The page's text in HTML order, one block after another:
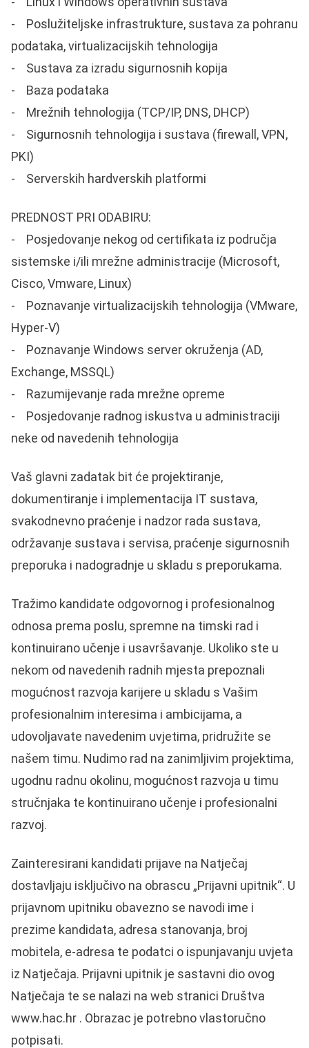
- Poslužiteljske infrastrukture, sustava za pohranu
podataka, virtualizacijskih tehnologija
- Sustava za izradu sigurnosnih kopija
- Baza podataka
- Mrežnih tehnologija (TCP/IP, DNS, DHCP)
- Sigurnosnih tehnologija i sustava (firewall, VPN,
PKI)
- Serverskih hardverskih platformi
PREDNOST PRI ODABIRU:
- Posjedovanje nekog od certifikata iz područja
sistemske i/ili mrežne administracije (Microsoft,
Cisco, Vmware, Linux)
- Poznavanje virtualizacijskih tehnologija (VMware,
Hyper-V)
- Poznavanje Windows server okruženja (AD,
Exchange, MSSQL)
- Razumijevanje rada mrežne opreme
- Posjedovanje radnog iskustva u administraciji
neke od navedenih tehnologija
Vaš glavni zadatak bit će projektiranje,
dokumentiranje i implementacija IT sustava,
svakodnevno praćenje i nadzor rada sustava,
održavanje sustava i servisa, praćenje sigurnosnih
preporuka i nadogradnje u skladu s preporukama.
Tražimo kandidate odgovornog i profesionalnog
odnosa prema poslu, spremne na timski rad i
kontinuirano učenje i usavršavanje. Ukoliko ste u
nekom od navedenih radnih mjesta prepoznali
mogućnost razvoja karijere u skladu s Vašim
profesionalnim interesima i ambicijama, a
udovoljavate navedenim uvjetima, pridružite se
našem timu. Nudimo rad na zanimljivim projektima,
ugodnu radnu okolinu, mogućnost razvoja u timu
stručnjaka te kontinuirano učenje i profesionalni
razvoj.
Zainteresirani kandidati prijave na Natječaj
dostavljaju isključivo na obrascu „Prijavni upitnik“. U
prijavnom upitniku obavezno se navodi ime i
prezime kandidata, adresa stanovanja, broj
mobitela, e-adresa te podatci o ispunjavanju uvjeta
iz Natječaja. Prijavni upitnik je sastavni dio ovog
Natječaja te se nalazi na web stranici Društva
www.hac.hr . Obrazac je potrebno vlastoručno
potpisati.